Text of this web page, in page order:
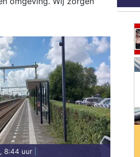
als Carnaval en het
8:44 uur|